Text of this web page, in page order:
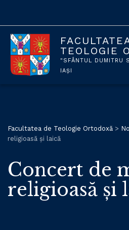
TEOLOGIE
"SFÂNTUL DUMITRU
IAȘI
Facultatea de Teologie Ortodoxă >
religioasă și laică
Concert de
religioasă și